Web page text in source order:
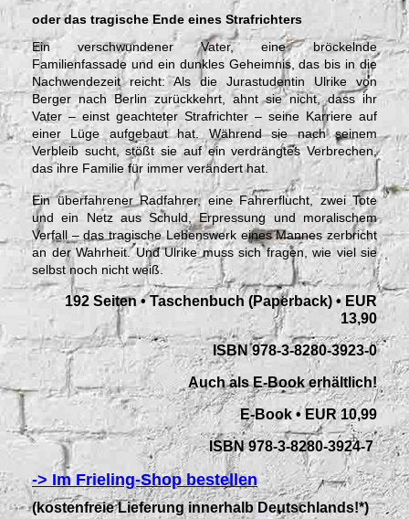
oder das tragische Ende eines Strafrichters
Ein verschwundener Vater, eine bröckelnde
Familienfassade und ein dunkles Geheimnis, das bis in die
Nachwendezeit reicht: Als die Jurastudentin Ulrike von
Berger nach Berlin zurückkehrt, ahnt sie nicht, dass ihr
Vater – einst geachteter Strafrichter – seine Karriere auf
einer Lüge aufgebaut hat. Während sie nach seinem
Verbleib sucht, stößt sie auf ein verdrängtes Verbrechen,
das ihre Familie für immer verändert hat.
Ein überfahrener Radfahrer, eine Fahrerflucht, zwei Tote
und ein Netz aus Schuld, Erpressung und moralischem
Verfall – das tragische Lebenswerk eines Mannes zerbricht
an der Wahrheit. Und Ulrike muss sich fragen, wie viel sie
selbst noch nicht weiß.
192 Seiten • Taschenbuch (Paperback) • EUR
13,90
ISBN 978-3-8280-3923-0
Auch als E-Book erhältlich!
E-Book • EUR 10,99
ISBN 978-3-8280-3924-7
-> Im Frieling-Shop bestellen
(kostenfreie Lieferung innerhalb Deutschlands!*)